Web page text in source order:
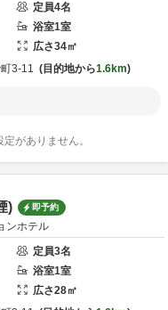
定員4名
浴室1室
広さ34㎡
3-11 目的地から1.6km
がありません。
) 即予約
ンホテル
定員3名
浴室1室
広さ28㎡